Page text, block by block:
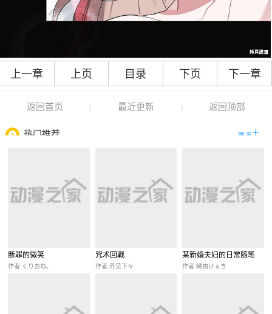
上一章 上页 目录 下页 下一章
返回首页 / 最近更新 / 返回顶部
热门推荐
断罪的微笑
作者:くりおね。
咒术回戦
作者:芥见下々
某新婚夫妇的日常随笔
作者:崎由けぇき